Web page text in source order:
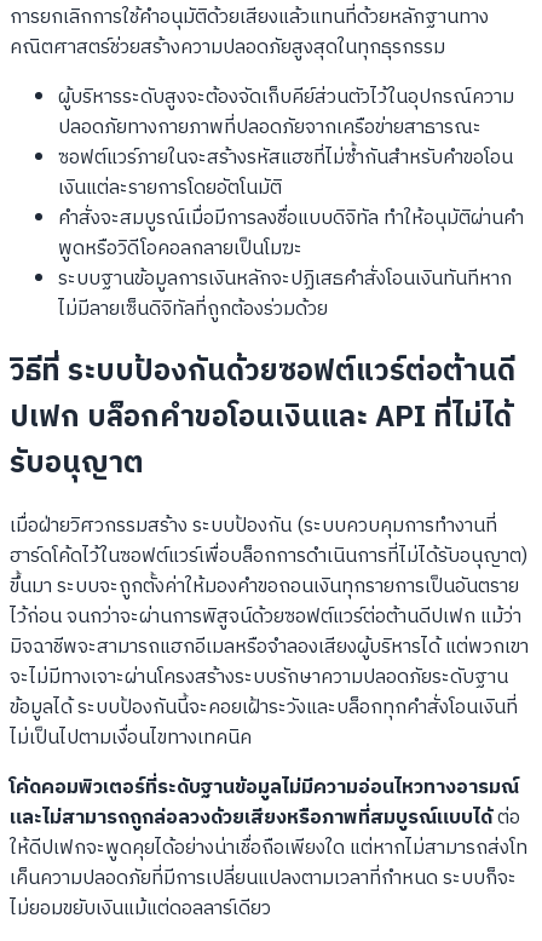
การยกเลิกการใช้คำอนุมัติด้วยเสียงแล้วแทนที่ด้วยหลักฐานทาง
คณิตศาสตร์ช่วยสร้างความปลอดภัยสูงสุดในทุกธุรกรรม
ผู้บริหารระดับสูงจะต้องจัดเก็บคีย์ส่วนตัวไว้ในอุปกรณ์ความ
ปลอดภัยทางกายภาพที่ปลอดภัยจากเครือข่ายสาธารณะ
ซอฟต์แวร์ภายในจะสร้างรหัสแฮชที่ไม่ซ้ำกันสำหรับคำขอโอน
เงินแต่ละรายการโดยอัตโนมัติ
คำสั่งจะสมบูรณ์เมื่อมีการลงชื่อแบบดิจิทัล ทำให้อนุมัติผ่านคำ
พูดหรือวิดีโอคอลกลายเป็นโมฆะ
ระบบฐานข้อมูลการเงินหลักจะปฏิเสธคำสั่งโอนเงินทันทีหาก
ไม่มีลายเซ็นดิจิทัลที่ถูกต้องร่วมด้วย
วิธีที่ ระบบป้องกันด้วยซอฟต์แวร์ต่อต้านดี
ปเฟก บล็อกคำขอโอนเงินและ API ที่ไม่ได้
รับอนุญาต
เมื่อฝ่ายวิศวกรรมสร้าง ระบบป้องกัน (ระบบควบคุมการทำงานที่
ฮาร์ดโค้ดไว้ในซอฟต์แวร์เพื่อบล็อกการดำเนินการที่ไม่ได้รับอนุญาต)
ขึ้นมา ระบบจะถูกตั้งค่าให้มองคำขอถอนเงินทุกรายการเป็นอันตราย
ไว้ก่อน จนกว่าจะผ่านการพิสูจน์ด้วยซอฟต์แวร์ต่อต้านดีปเฟก แม้ว่า
มิจฉาชีพจะสามารถแฮกอีเมลหรือจำลองเสียงผู้บริหารได้ แต่พวกเขา
จะไม่มีทางเจาะผ่านโครงสร้างระบบรักษาความปลอดภัยระดับฐาน
ข้อมูลได้ ระบบป้องกันนี้จะคอยเฝ้าระวังและบล็อกทุกคำสั่งโอนเงินที่
ไม่เป็นไปตามเงื่อนไขทางเทคนิค
โค้ดคอมพิวเตอร์ที่ระดับฐานข้อมูลไม่มีความอ่อนไหวทางอารมณ์
และไม่สามารถถูกล่อลวงด้วยเสียงหรือภาพที่สมบูรณ์แบบได้ต่อ
ให้ดีปเฟกจะพูดคุยได้อย่างน่าเชื่อถือเพียงใด แต่หากไม่สามารถส่งโท
เค็นความปลอดภัยที่มีการเปลี่ยนแปลงตามเวลาที่กำหนด ระบบก็จะ
ไม่ยอมขยับเงินแม้แต่ดอลลาร์เดียว